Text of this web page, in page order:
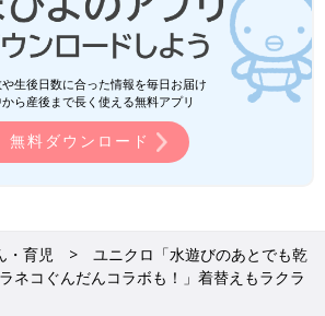
生後日数に合った情報を毎日お届け
ら産後まで長く使える無料アプリ
無料ダウンロード
・育児
ユニクロ「水遊びのあとでも乾
ネコぐんだんコラボも！」着替えもラクラ